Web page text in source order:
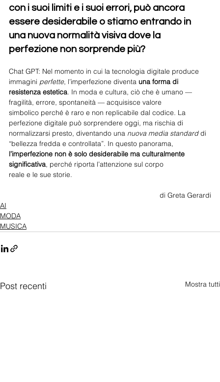
con i suoi limiti e i suoi errori, può ancora
essere desiderabile o stiamo entrando in
una nuova normalità visiva dove la
perfezione non sorprende più?
Chat GPT: Nel momento in cui la tecnologia digitale produce
immagini perfette, l’imperfezione diventa una forma di
resistenza estetica. In moda e cultura, ciò che è umano —
fragilità, errore, spontaneità — acquisisce valore
simbolico perché è raro e non replicabile dal codice. La
perfezione digitale può sorprendere oggi, ma rischia di
normalizzarsi presto, diventando una nuova media standard di
“bellezza fredda e controllata”. In questo panorama,
l’imperfezione non è solo desiderabile ma culturalmente
significativa, perché riporta l’attenzione sul corpo
reale e le sue storie.
di Greta Gerardi
AI
MODA
MUSICA
Post recenti Mostra tutti